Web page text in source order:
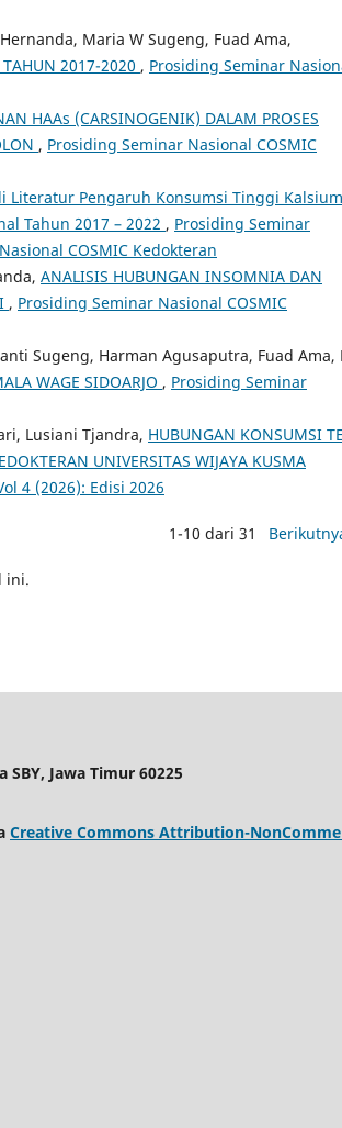
Maria W Sugeng, Fuad Ama,
TAHUN 2017-2020 , Prosiding Seminar
HAAs (CARSINOGENIK) DALAM PROSES
, Prosiding Seminar Nasional COSMIC
Literatur Pengaruh Konsumsi Tinggi Kalsium
Tahun 2017 – 2022 , Prosiding Seminar
COSMIC Kedokteran
ANALISIS HUBUNGAN INSOMNIA DAN
, Prosiding Seminar Nasional COSMIC
Sugeng, Harman Agusaputra, Fuad Ama,
WAGE SIDOARJO , Prosiding Seminar
Lusiani Tjandra, HUBUNGAN KONSUMSI
UNIVERSITAS WIJAYA KUSMA
4 (2026): Edisi 2026
1-10 dari 31
ini.
Jawa Timur 60225
Creative Commons Attribution-